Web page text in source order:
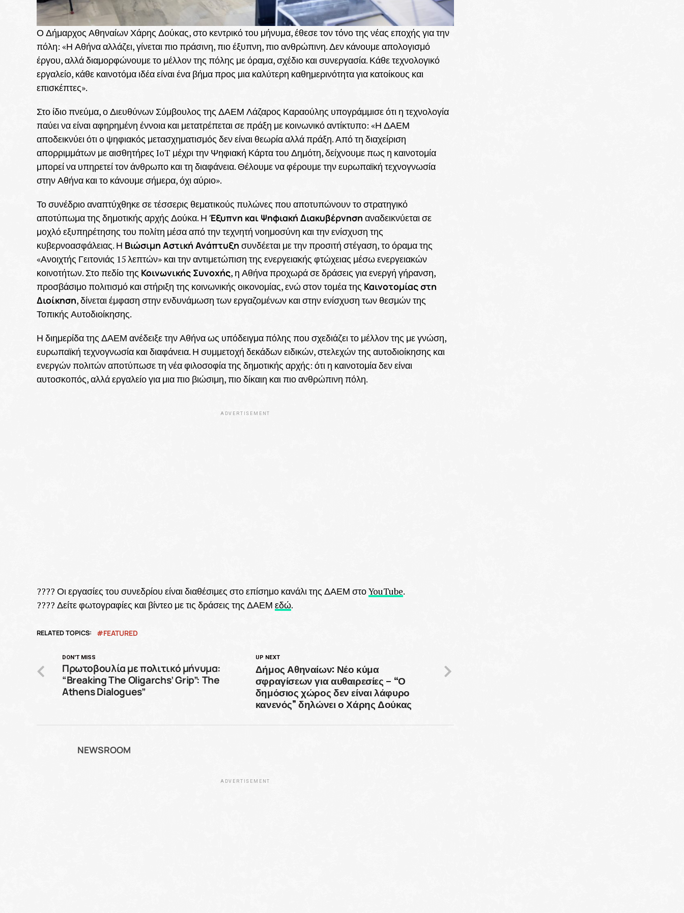
Ο Δήμαρχος Αθηναίων Χάρης Δούκας, στο κεντρικό του μήνυμα, έθεσε τον τόνο της νέας εποχής για την
πόλη: «Η Αθήνα αλλάζει, γίνεται πιο πράσινη, πιο έξυπνη, πιο ανθρώπινη. Δεν κάνουμε απολογισμό
έργου, αλλά διαμορφώνουμε το μέλλον της πόλης με όραμα, σχέδιο και συνεργασία. Κάθε τεχνολογικό
εργαλείο, κάθε καινοτόμα ιδέα είναι ένα βήμα προς μια καλύτερη καθημερινότητα για κατοίκους και
επισκέπτες».
Στο ίδιο πνεύμα, ο Διευθύνων Σύμβουλος της ΔΑΕΜ Λάζαρος Καραούλης υπογράμμισε ότι η τεχνολογία
παύει να είναι αφηρημένη έννοια και μετατρέπεται σε πράξη με κοινωνικό αντίκτυπο: «Η ΔΑΕΜ
αποδεικνύει ότι ο ψηφιακός μετασχηματισμός δεν είναι θεωρία αλλά πράξη. Από τη διαχείριση
απορριμμάτων με αισθητήρες IoT μέχρι την Ψηφιακή Κάρτα του Δημότη, δείχνουμε πως η καινοτομία
μπορεί να υπηρετεί τον άνθρωπο και τη διαφάνεια. Θέλουμε να φέρουμε την ευρωπαϊκή τεχνογνωσία
στην Αθήνα και το κάνουμε σήμερα, όχι αύριο».
Το συνέδριο αναπτύχθηκε σε τέσσερις θεματικούς πυλώνες που αποτυπώνουν το στρατηγικό
αποτύπωμα της δημοτικής αρχής Δούκα. Η Έξυπνη και Ψηφιακή Διακυβέρνηση αναδεικνύεται σε
μοχλό εξυπηρέτησης του πολίτη μέσα από την τεχνητή νοημοσύνη και την ενίσχυση της
κυβερνοασφάλειας. Η Βιώσιμη Αστική Ανάπτυξη συνδέεται με την προσιτή στέγαση, το όραμα της
«Ανοιχτής Γειτονιάς 15 λεπτών» και την αντιμετώπιση της ενεργειακής φτώχειας μέσω ενεργειακών
κοινοτήτων. Στο πεδίο της Κοινωνικής Συνοχής, η Αθήνα προχωρά σε δράσεις για ενεργή γήρανση,
προσβάσιμο πολιτισμό και στήριξη της κοινωνικής οικονομίας, ενώ στον τομέα της Καινοτομίας στη
Διοίκηση, δίνεται έμφαση στην ενδυνάμωση των εργαζομένων και στην ενίσχυση των θεσμών της
Τοπικής Αυτοδιοίκησης.
Η διημερίδα της ΔΑΕΜ ανέδειξε την Αθήνα ως υπόδειγμα πόλης που σχεδιάζει το μέλλον της με γνώση,
ευρωπαϊκή τεχνογνωσία και διαφάνεια. Η συμμετοχή δεκάδων ειδικών, στελεχών της αυτοδιοίκησης και
ενεργών πολιτών αποτύπωσε τη νέα φιλοσοφία της δημοτικής αρχής: ότι η καινοτομία δεν είναι
αυτοσκοπός, αλλά εργαλείο για μια πιο βιώσιμη, πιο δίκαιη και πιο ανθρώπινη πόλη.
ADVERTISEMENT
???? Οι εργασίες του συνεδρίου είναι διαθέσιμες στο επίσημο κανάλι της ΔΑΕΜ στοYouTube.
???? Δείτε φωτογραφίες και βίντεο με τις δράσεις της ΔΑΕΜ εδώ.
RELATED TOPICS: FEATURED
UP NEXT
Δήμος Αθηναίων: Νέο κύμα
σφραγίσεων για αυθαιρεσίες – “Ο
δημόσιος χώρος δεν είναι λάφυρο
κανενός” δηλώνει ο Χάρης Δούκας
DON'T MISS
Πρωτοβουλία με πολιτικό μήνυμα:
“Breaking The Oligarchs’ Grip”: The
Athens Dialogues”
NEWSROOM
ADVERTISEMENT